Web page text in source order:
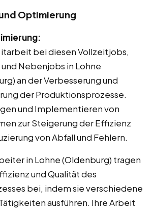
Optimierung
bei diesen Vollzeitjobs,
Nebenjobs in Lohne
an der Verbesserung und
der Produktionsprozesse.
und Implementieren von
zur Steigerung der Effizienz
von Abfall und Fehlern.
in Lohne (Oldenburg) tragen
und Qualität des
bei, indem sie verschiedene
ausführen. Ihre Arbeit